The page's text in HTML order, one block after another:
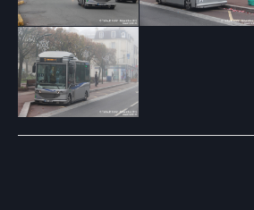
Post